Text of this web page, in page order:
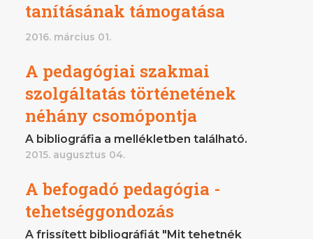
tanításának támogatása
2016. március 01.
A pedagógiai szakmai
szolgáltatás történetének
néhány csomópontja
A bibliográfia a mellékletben található.
2015. augusztus 04.
A befogadó pedagógia -
tehetséggondozás
A frissített bibliográfiát "Mit tehetnék